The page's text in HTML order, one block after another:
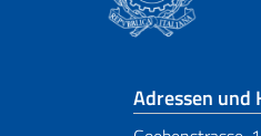
Adressen und